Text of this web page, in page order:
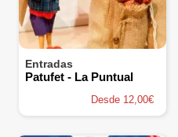
Entradas
Patufet - La Puntual
Desde 12,00€